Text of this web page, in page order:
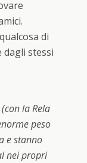
di
dagli stessi
la Rela
peso
e stanno
nei propri